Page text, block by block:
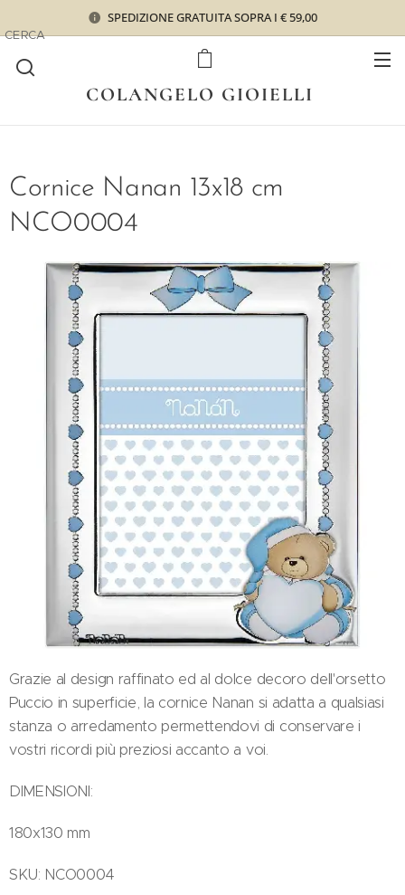
SPEDIZIONE GRATUITA SOPRA I € 59,00
COLANGELO GIOIELLI
CERCA
Cornice Nanan 13x18 cm
NCO0004
Grazie al design raffinato ed al dolce decoro dell'orsetto
Puccio in superficie, la cornice Nanan si adatta a qualsiasi
stanza o arredamento permettendovi di conservare i
vostri ricordi più preziosi accanto a voi.
DIMENSIONI:
180x130 mm
SKU: NCO0004